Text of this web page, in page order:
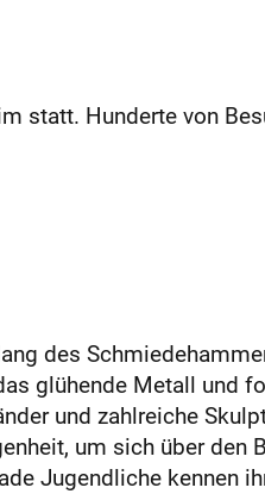
statt. Hunderte von
des
glühende Metall und
und zahlreiche
um sich über den
Jugendliche kennen